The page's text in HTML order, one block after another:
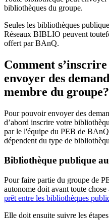
bibliothèques du groupe.
Seules les bibliothèques
Réseaux BIBLIO peuvent
offert par BAnQ.
Comment
envoyer des
membre du groupe?
Pour pouvoir envoyer des
d’abord inscrire votre
par le l'équipe du PEB de
dépendent du type de
Bibliothèque publique
Pour faire partie du groupe de
autonome doit avant toute
prêt entre les bibliothèques
Elle doit ensuite suivre les